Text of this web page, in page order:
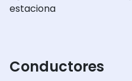
estaciona
Conductores